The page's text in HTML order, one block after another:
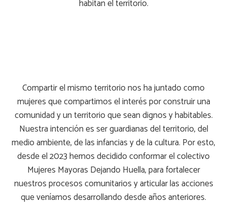
habitan el territorio.
Compartir el mismo territorio nos ha juntado como
mujeres que compartimos el interés por construir una
comunidad y un territorio que sean dignos y habitables.
Nuestra intención es ser guardianas del territorio, del
medio ambiente, de las infancias y de la cultura. Por esto,
desde el 2023 hemos decidido conformar el colectivo
Mujeres Mayoras Dejando Huella, para fortalecer
nuestros procesos comunitarios y articular las acciones
que veníamos desarrollando desde años anteriores.